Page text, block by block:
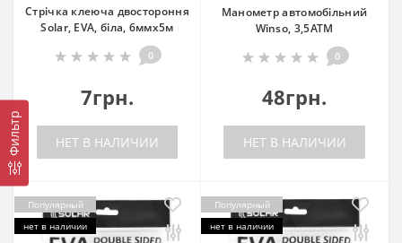
Фильтр
Стрічка клеюча двостороння
Solar, EVA, біла, 6ммx5м
0
7грн.
НЕТ В НАЛИЧИИ
Манометр автомобільний
Winso, 3,5АТМ
0
48грн.
НЕТ В НАЛИЧИИ
Популярный
нет в наличии
Популярный
нет в наличии